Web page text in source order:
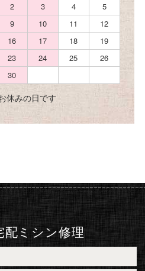
2 3 4
5
9 10 11
12
16 17 18
19
23 24 25
26
30
休みの日です
配ミシン修理